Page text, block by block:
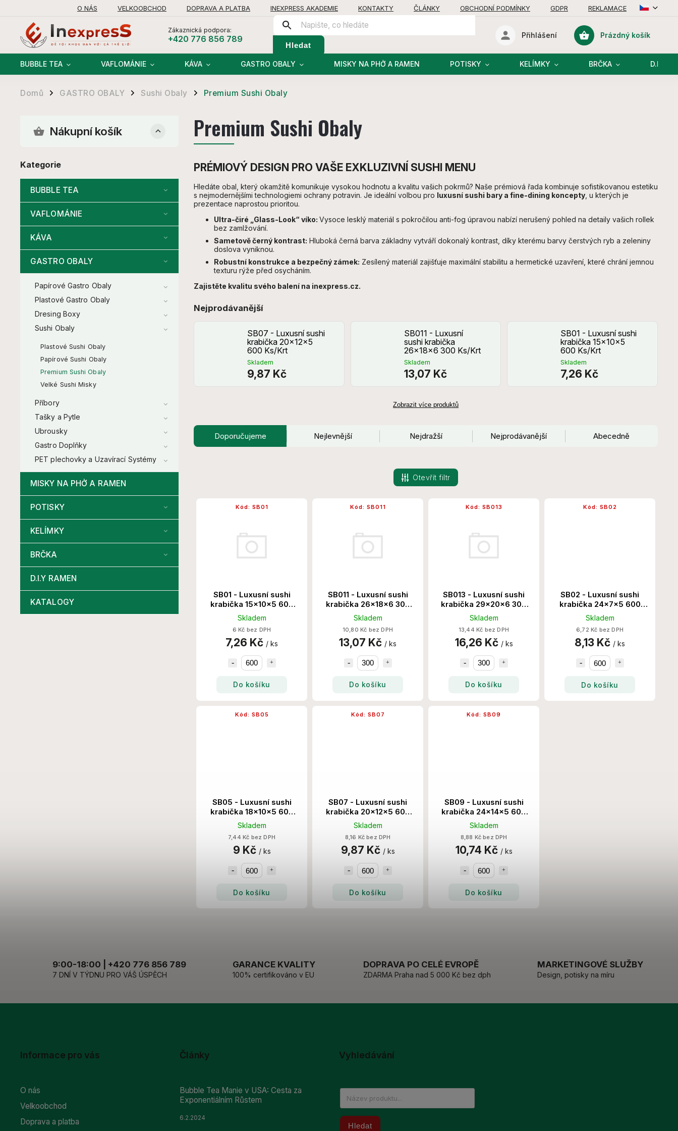
O NÁS VELKOOBCHOD DOPRAVA A PLATBA INEXPRESS AKADEMIE KONTAKTY ČLÁNKY OBCHODNÍ PODMÍNKY GDPR REKLAMACE
Zákaznická podpora:
+420 776 856 789
Hledat
Nákupní
Prázdný košík
Přihlášení
BUBBLE TEA VAFLOMÁNIE KÁVA GASTRO OBALY MISKY NA PHỞ A RAMEN POTISKY KELÍMKY BRČKA D.I.Y
Domů / GASTRO OBALY / Sushi Obaly / Premium Sushi Obaly
Nákupní košík
Kategorie
BUBBLE TEA
VAFLOMÁNIE
KÁVA
GASTRO OBALY
Papírové Gastro Obaly
Plastové Gastro Obaly
Dresing Boxy
Sushi Obaly
Plastové Sushi Obaly
Papírové Sushi Obaly
Premium Sushi Obaly
Velké Sushi Misky
Příbory
Tašky a Pytle
Ubrousky
Gastro Doplňky
PET plechovky a Uzavírací Systémy
MISKY NA PHỞ A RAMEN
POTISKY
KELÍMKY
BRČKA
D.I.Y RAMEN
KATALOGY
Premium Sushi Obaly
PRÉMIOVÝ DESIGN PRO VAŠE EXKLUZIVNÍ SUSHI MENU
Hledáte obal, který okamžitě komunikuje vysokou hodnotu a kvalitu vašich pokrmů? Naše prémiová řada kombinuje sofistikovanou estetiku
s nejmodernějšími technologiemi ochrany potravin. Je ideální volbou pro luxusní sushi bary a fine-dining koncepty, u kterých je
prezentace naprostou prioritou.
Ultra-čiré „Glass-Look“ víko: Vysoce lesklý materiál s pokročilou anti-fog úpravou nabízí nerušený pohled na detaily vašich rollek
bez zamlžování.
Sametově černý kontrast: Hluboká černá barva základny vytváří dokonalý kontrast, díky kterému barvy čerstvých ryb a zeleniny
doslova vyniknou.
Robustní konstrukce a bezpečný zámek: Zesílený materiál zajišťuje maximální stabilitu a hermetické uzavření, které chrání jemnou
texturu rýže před osycháním.
Zajistěte kvalitu svého balení na inexpress.cz.
Nejprodávanější
SB07 - Luxusní sushi
krabička 20x12x5
600 Ks/Krt
Skladem
9,87 Kč
SB011 - Luxusní
sushi krabička
26x18x6 300 Ks/Krt
Skladem
13,07 Kč
SB01 - Luxusní sushi
krabička 15x10x5
600 Ks/Krt
Skladem
7,26 Kč
Zobrazit více produktů
Doporučujeme Nejlevnější Nejdražší Nejprodávanější Abecedně
Otevřít filtr
SB01 - Luxusní sushi
krabička 15x10x5 600
Ks/Krt
Skladem
6 Kč bez DPH
7,26 Kč / ks
Do košíku
Kód: SB01
SB011 - Luxusní sushi
krabička 26x18x6 300
Ks/Krt
Skladem
10,80 Kč bez DPH
13,07 Kč / ks
Do košíku
Kód: SB011
SB013 - Luxusní sushi
krabička 29x20x6 300
Ks/Krt
Skladem
13,44 Kč bez DPH
16,26 Kč / ks
Do košíku
Kód: SB013
SB02 - Luxusní sushi
krabička 24x7x5 600
Ks/Krt
Skladem
6,72 Kč bez DPH
8,13 Kč / ks
Do košíku
Kód: SB02
SB05 - Luxusní sushi
krabička 18x10x5 600
Ks/Krt
Skladem
7,44 Kč bez DPH
9 Kč / ks
Do košíku
Kód: SB05
SB07 - Luxusní sushi
krabička 20x12x5 600
Ks/Krt
Skladem
8,16 Kč bez DPH
9,87 Kč / ks
Do košíku
Kód: SB07
SB09 - Luxusní sushi
krabička 24x14x5 600
Ks/Krt
Skladem
8,88 Kč bez DPH
10,74 Kč / ks
Do košíku
Kód: SB09
9:00-18:00 | +420 776 856 789
7 DNÍ V TÝDNU PRO VÁŠ ÚSPĚCH
GARANCE KVALITY
100% certifikováno v EU
DOPRAVA PO CELÉ EVROPĚ
ZDARMA Praha nad 5 000 Kč bez dph
MARKETINGOVÉ SLUŽBY
Design, potisky na míru
Informace pro vás
O nás
Velkoobchod
Doprava a platba
Články
Bubble Tea Manie v USA: Cesta za
Exponentiálním Růstem
6.2.2024
Vyhledávání
Hledat